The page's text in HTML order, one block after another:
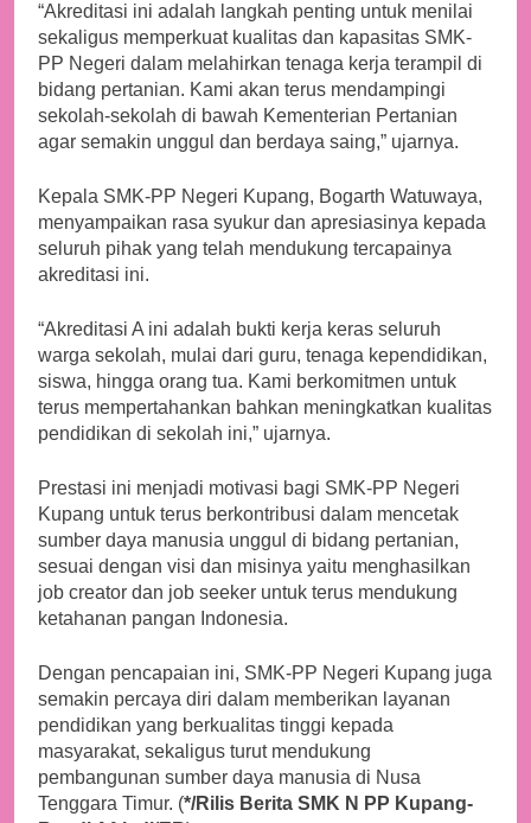
“Akreditasi ini adalah langkah penting untuk menilai
sekaligus memperkuat kualitas dan kapasitas SMK-
PP Negeri dalam melahirkan tenaga kerja terampil di
bidang pertanian. Kami akan terus mendampingi
sekolah-sekolah di bawah Kementerian Pertanian
agar semakin unggul dan berdaya saing,” ujarnya.
Kepala SMK-PP Negeri Kupang, Bogarth Watuwaya,
menyampaikan rasa syukur dan apresiasinya kepada
seluruh pihak yang telah mendukung tercapainya
akreditasi ini.
“Akreditasi A ini adalah bukti kerja keras seluruh
warga sekolah, mulai dari guru, tenaga kependidikan,
siswa, hingga orang tua. Kami berkomitmen untuk
terus mempertahankan bahkan meningkatkan kualitas
pendidikan di sekolah ini,” ujarnya.
Prestasi ini menjadi motivasi bagi SMK-PP Negeri
Kupang untuk terus berkontribusi dalam mencetak
sumber daya manusia unggul di bidang pertanian,
sesuai dengan visi dan misinya yaitu menghasilkan
job creator dan job seeker untuk terus mendukung
ketahanan pangan Indonesia.
Dengan pencapaian ini, SMK-PP Negeri Kupang juga
semakin percaya diri dalam memberikan layanan
pendidikan yang berkualitas tinggi kepada
masyarakat, sekaligus turut mendukung
pembangunan sumber daya manusia di Nusa
Tenggara Timur. (*/Rilis Berita SMK N PP Kupang-